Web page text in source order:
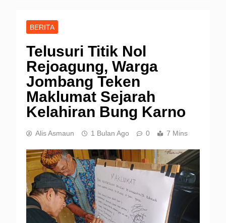
BERITA
Telusuri Titik Nol
Rejoagung, Warga
Jombang Teken
Maklumat Sejarah
Kelahiran Bung Karno
Alis Asmaun 1 Bulan Ago 0 7 Mins